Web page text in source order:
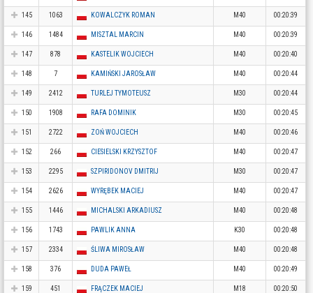
145 1063 KOWALCZYK ROMAN M40 00:20:39
146 1484 MISZTAL MARCIN M40 00:20:39
147 878 KASTELIK WOJCIECH M40 00:20:40
148 7 KAMIŃSKI JAROSŁAW M40 00:20:44
149 2412 TURLEJ TYMOTEUSZ M30 00:20:44
150 1908 RAFA DOMINIK M30 00:20:45
151 2722 ZOŃ WOJCIECH M40 00:20:46
152 266 CIESIELSKI KRZYSZTOF M40 00:20:47
153 2295 SZPIRIDONOV DMITRIJ M30 00:20:47
154 2626 WYRĘBEK MACIEJ M40 00:20:47
155 1446 MICHALSKI ARKADIUSZ M40 00:20:48
156 1743 PAWLIK ANNA K30 00:20:48
157 2334 ŚLIWA MIROSŁAW M40 00:20:48
158 376 DUDA PAWEŁ M40 00:20:49
159 451 FRĄCZEK MACIEJ M18 00:20:50